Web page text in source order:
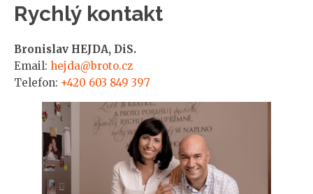
Rychlý kontakt
Bronislav HEJDA, DiS.
Email: hejda@broto.cz
Telefon: +420 603 849 397